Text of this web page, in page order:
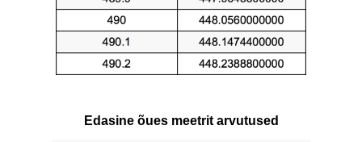
Edasine õues meetrit arvutused